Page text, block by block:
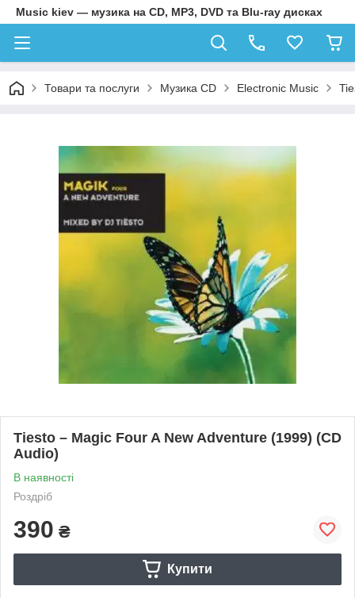
Music kiev — музика на CD, MP3, DVD та Blu-ray дисках
Товари та послуги Музика CD Electronic Music
Tiesto – Magic Four A New Adventure (1999) (CD
Audio)
В наявності
Роздріб
390 ₴
Купити